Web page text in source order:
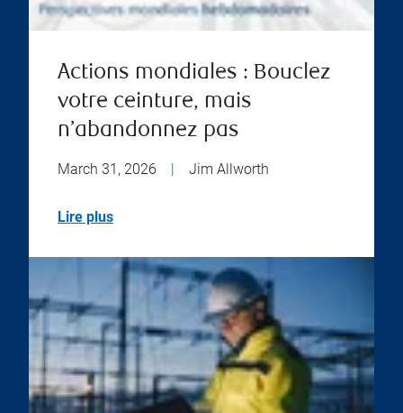
Actions mondiales : Bouclez
votre ceinture, mais
n’abandonnez pas
March 31, 2026 | Jim Allworth
Lire plus